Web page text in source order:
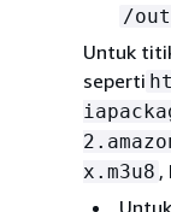
/
Untuk
seperti
x.m3u8 ,